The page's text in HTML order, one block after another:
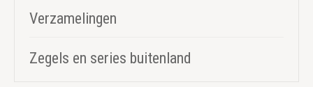
Verzamelingen
Zegels en series buitenland